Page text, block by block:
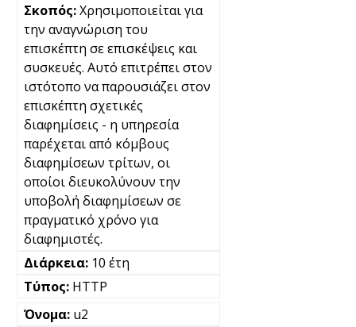
Χρησιμοποιείται για
την αναγνώριση του
επισκέπτη σε επισκέψεις και
συσκευές. Αυτό επιτρέπει στον
ιστότοπο να παρουσιάζει στον
επισκέπτη σχετικές
διαφημίσεις - η υπηρεσία
παρέχεται από κόμβους
διαφημίσεων τρίτων, οι
οποίοι διευκολύνουν την
υποβολή διαφημίσεων σε
πραγματικό χρόνο για
διαφημιστές.
10 έτη
HTTP
u2